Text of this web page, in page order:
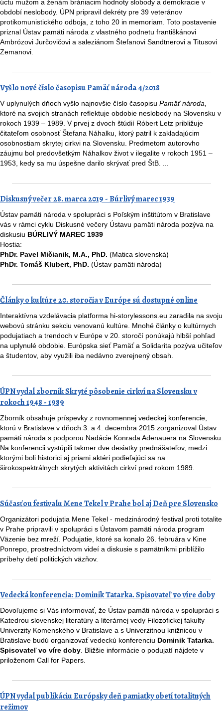
úctu mužom a ženám brániacim hodnoty slobody a demokracie v
období neslobody. ÚPN pripravil dekréty pre 39 veteránov
protikomunistického odboja, z toho 20 in memoriam. Toto postavenie
priznal Ústav pamäti národa z vlastného podnetu františkánovi
Ambrózovi Jurčovičovi a saleziánom Štefanovi Sandtnerovi a Titusovi
Zemanovi.
Vyšlo nové číslo časopisu Pamäť národa 4/2018
V uplynulých dňoch vyšlo najnovšie číslo časopisu Pamäť národa
ktoré na svojich stranách reflektuje obdobie neslobody na Slovensku v
rokoch 1939 – 1989. V prvej z dvoch štúdií Róbert Letz približuje
čitateľom osobnosť Štefana Náhalku, ktorý patril k zakladajúcim
osobnostiam skrytej cirkvi na Slovensku. Predmetom autorovho
záujmu bol predovšetkým Náhalkov život v ilegalite v rokoch 1951 –
1953, kedy sa mu úspešne darilo skrývať pred ŠtB. ...
Diskusný večer 28. marca 2019 - Búrlivý marec 1939
Ústav pamäti národa v spolupráci s Poľským inštitútom v Bratislave
vás v rámci cyklu Diskusné večery Ústavu pamäti národa pozýva na
diskusiu BÚRLIVÝ MAREC 1939
Hostia:
PhDr. Pavel Mičianik, M.A., PhD. (Matica slovenská)
PhDr. Tomáš Klubert, PhD. (Ústav pamäti národa)
Články o kultúre 20. storočia v Európe sú dostupné online
Interaktívna vzdelávacia platforma hi-storylessons.eu zaradila na svoju
webovú stránku sekciu venovanú kultúre. Mnohé články o kultúrnych
podujatiach a trendoch v Európe v 20. storočí ponúkajú hlbší pohľad
na uplynulé obdobie. Európska sieť Pamäť a Solidarita pozýva učiteľov
a študentov, aby využili iba nedávno zverejnený obsah.
ÚPN vydal zborník Skryté pôsobenie cirkví na Slovensku v
rokoch 1948 - 1989
Zborník obsahuje príspevky z rovnomennej vedeckej konferencie,
ktorú v Bratislave v dňoch 3. a 4. decembra 2015 zorganizoval Ústav
pamäti národa s podporou Nadácie Konrada Adenauera na Slovensku.
Na konferencii vystúpili takmer dve desiatky prednášateľov, medzi
ktorými boli historici aj priami aktéri podieľajúci sa na
širokospektrálnych skrytých aktivitách cirkví pred rokom 1989.
Súčasťou festivalu Mene Tekel v Prahe bol aj Deň pre Slovensko
Organizátori podujatia Mene Tekel - medzinárodný festival proti totalite
v Prahe pripravili v spolupráci s Ústavom pamäti národa program
Väzenie bez mreží. Podujatie, ktoré sa konalo 26. februára v Kine
Ponrepo, prostredníctvom videí a diskusie s pamätníkmi priblížilo
príbehy detí politických väzňov.
Vedecká konferencia: Dominik Tatarka. Spisovateľ vo víre doby
Dovoľujeme si Vás informovať, že Ústav pamäti národa v spolupráci s
Katedrou slovenskej literatúry a literárnej vedy Filozofickej fakulty
Univerzity Komenského v Bratislave a s Univerzitnou knižnicou v
Bratislave budú organizovať vedeckú konferenciu Dominik Tatarka.
Spisovateľ vo víre doby . Bližšie informácie o podujatí nájdete v
priloženom Call for Papers.
ÚPN vydal publikáciu Európsky deň pamiatky obetí totalitných
režimov